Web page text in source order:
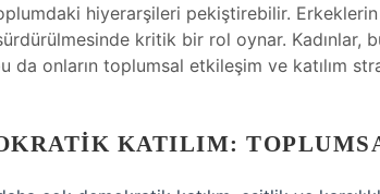
hiyerarşileri pekiştirebilir. Erkeklerin
kritik bir rol oynar. Kadınlar,
da onların toplumsal etkileşim ve katılım
KATILIM: